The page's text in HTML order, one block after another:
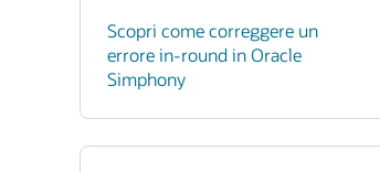
Scopri come correggere un
errore in-round in Oracle
Simphony